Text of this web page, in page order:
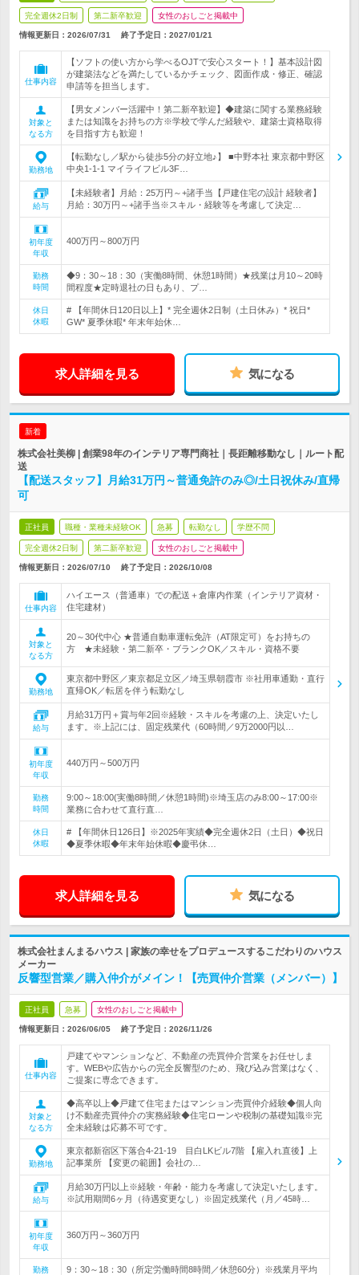
完全週休2日制 第二新卒歓迎 女性のおしごと掲載中
情報更新日：2026/07/31 終了予定日： 2027/01/21
仕事内容
【ソフトの使い方から学べるOJTで安心スタート！】基本設計図
が建築法などを満たしているかチェック、図面作成・修正、確認
申請等を担当します。
対象と
なる方
【男女メンバー活躍中！第二新卒歓迎】◆建築に関する業務経験
または知識をお持ちの方※学校で学んだ経験や、建築士資格取得
を目指す方も歓迎！
勤務地
【転勤なし／駅から徒歩5分の好立地♪】 ■中野本社 東京都中野区
中央1-1-1 マイライフビル3F…
給与
【未経験者】月給：25万円～+諸手当【戸建住宅の設計 経験者】
月給：30万円～+諸手当※スキル・経験等を考慮して決定…
初年度
年収
400万円～800万円
勤務
時間
◆9：30～18：30（実働8時間、休憩1時間）★残業は月10～20時
間程度★定時退社の日もあり、プ…
休日
休暇
# 【年間休日120日以上】* 完全週休2日制（土日休み）* 祝日*
GW* 夏季休暇* 年末年始休…
求人詳細を見る 気になる
新着
株式会社美柳 | 創業98年のインテリア専門商社｜長距離移動なし｜ルート配
送
【配送スタッフ】月給31万円～普通免許のみ◎/土日祝休み/直帰
可
正社員 職種・業種未経験OK 急募 転勤なし 学歴不問
完全週休2日制 第二新卒歓迎 女性のおしごと掲載中
情報更新日：2026/07/10 終了予定日： 2026/10/08
仕事内容
ハイエース（普通車）での配送＋倉庫内作業（インテリア資材・
住宅建材）
対象と
なる方
20～30代中心 ★普通自動車運転免許（AT限定可）をお持ちの
方 ★未経験・第二新卒・ブランクOK／スキル・資格不要
勤務地
東京都中野区／東京都足立区／埼玉県朝霞市 ※社用車通勤・直行
直帰OK／転居を伴う転勤なし
給与
月給31万円＋賞与年2回※経験・スキルを考慮の上、決定いたし
ます。※上記には、固定残業代（60時間／9万2000円以…
初年度
年収
440万円～500万円
勤務
時間
9:00～18:00(実働8時間／休憩1時間)※埼玉店のみ8:00～17:00※
業務に合わせて直行直…
休日
休暇
# 【年間休日126日】※2025年実績◆完全週休2日（土日）◆祝日
◆夏季休暇◆年末年始休暇◆慶弔休…
求人詳細を見る 気になる
株式会社まんまるハウス | 家族の幸せをプロデュースするこだわりのハウス
メーカー
反響型営業／購入仲介がメイン！【売買仲介営業（メンバー）】
正社員 急募 女性のおしごと掲載中
情報更新日：2026/06/05 終了予定日： 2026/11/26
仕事内容
戸建てやマンションなど、不動産の売買仲介営業をお任せしま
す。WEBや広告からの完全反響型のため、飛び込み営業はなく、
ご提案に専念できます。
対象と
なる方
◆高卒以上◆戸建て住宅またはマンション売買仲介経験◆個人向
け不動産売買仲介の実務経験◆住宅ローンや税制の基礎知識※完
全未経験は応募不可です。
勤務地
東京都新宿区下落合4-21-19 目白LKビル7階 【雇入れ直後】上
記事業所 【変更の範囲】会社の…
給与
月給30万円以上※経験・年齢・能力を考慮して決定いたします。
※試用期間6ヶ月（待遇変更なし）※固定残業代（月／45時…
初年度
年収
360万円～360万円
勤務
9：30～18：30（所定労働時間8時間／休憩60分）※残業月平均